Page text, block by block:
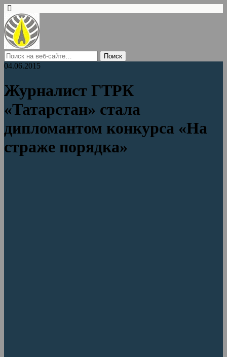
04.06.2015
Журналист ГТРК
«Татарстан» стала
дипломантом конкурса «На
страже порядка»